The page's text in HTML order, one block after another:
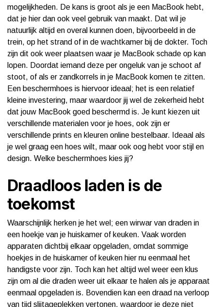
mogelijkheden. De kans is groot als je een MacBook hebt,
dat je hier dan ook veel gebruik van maakt. Dat wil je
natuurlijk altijd en overal kunnen doen, bijvoorbeeld in de
trein, op het strand of in de wachtkamer bij de dokter. Toch
zijn dit ook weer plaatsen waar je MacBook schade op kan
lopen. Doordat iemand deze per ongeluk van je schoot af
stoot, of als er zandkorrels in je MacBook komen te zitten.
Een beschermhoes is hiervoor ideaal; het is een relatief
kleine investering, maar waardoor jij wel de zekerheid hebt
dat jouw MacBook goed beschermd is. Je kunt kiezen uit
verschillende materialen voor je hoes, ook zijn er
verschillende prints en kleuren online bestelbaar. Ideaal als
je wel graag een hoes wilt, maar ook oog hebt voor stijl en
design. Welke beschermhoes kies jij?
Draadloos laden is de
toekomst
Waarschijnlijk herken je het wel; een wirwar van draden in
een hoekje van je huiskamer of keuken. Vaak worden
apparaten dichtbij elkaar opgeladen, omdat sommige
hoekjes in de huiskamer of keuken hier nu eenmaal het
handigste voor zijn. Toch kan het altijd wel weer een klus
zijn om al die draden weer uit elkaar te halen als je apparaat
eenmaal opgeladen is. Bovendien kan een draad na verloop
van tijd slijtageplekken vertonen, waardoor je deze niet